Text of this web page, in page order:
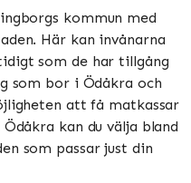
kommun med
Här kan invånarna
som de har tillgång
som bor i Ödåkra och
att få matkassar
kan du välja bland
som passar just din